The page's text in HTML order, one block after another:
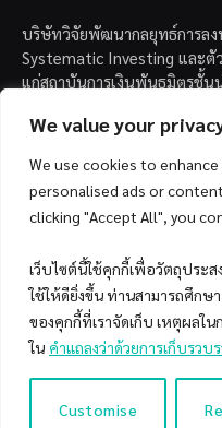
We value your
We use cookies to
personalised ads or
clicking "Accept All", you
เว็บไซต์นี้ใช้คุกกี้เพื่อวัตถุประ
ใช้ให้ดียิ่งขึ้น ท่านสามารถศึกษ
ของคุกกี้ที่เราจัดเก็บ เหตุผลใ
ใน คำแถลงว่าด้วยการเก็บรว
Customise
บริษัทวิจัยพัฒนากลยุทธ์การล
Systematic Investing และ
แก่สถาบันการเงินพันธมิตรชั้น
– บล. กรุงไทย เอ็กซ์สปริง จำกั
– บล. ฟิลลิป (ประเทศไทย) จ